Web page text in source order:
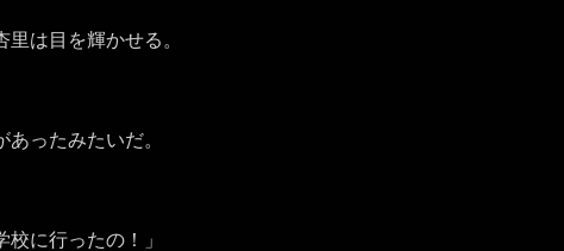
里は目を輝かせる。
あったみたいだ。
校に行ったの！」